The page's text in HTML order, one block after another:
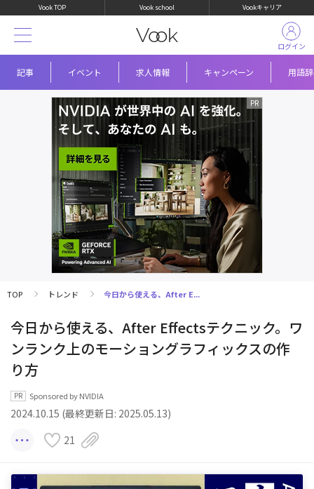
Vook TOP Vook school Vookキャリア
記事 イベント 求人情報 キャンペーン 用語
ログイン
TOP トレンド 今日から使える、After E...
今日から使える、After Effectsテクニック。ワ
ンランク上のモーショングラフィックスの作
り方
Sponsored by NVIDIA
2024.10.15 (最終更新日: 2025.05.13)
21